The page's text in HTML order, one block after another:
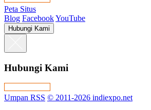
Peta Situs
Blog FacebookYouTube
Hubungi Kami
Hubungi Kami
Umpan RSS © 2011-2026 indiexpo.net